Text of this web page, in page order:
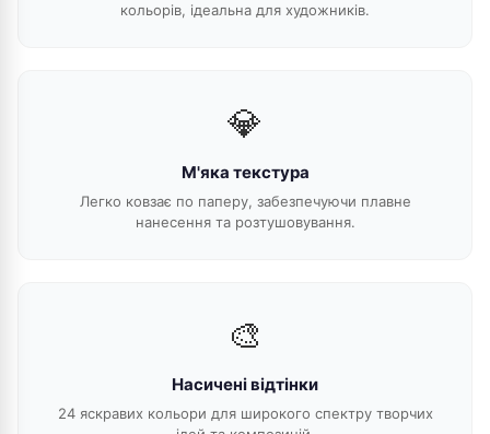
кольорів, ідеальна для художників.
💎
М'яка текстура
Легко ковзає по паперу, забезпечуючи плавне
нанесення та розтушовування.
🎨
Насичені відтінки
24 яскравих кольори для широкого спектру творчих